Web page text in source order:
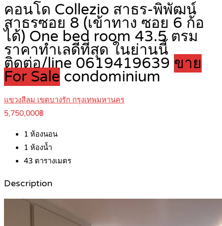
คอนโด Collezio สาธร-พิพัฒน์
สาธรซอย 8 (เข้าทาง ซอย 6 ก้อ
ได้) One bed room 43.5 ตรม
ราคาทำเลดีที่สุด ในย่านนี้
ติดต่อ/line 0619419639 ขาย
For Sale condominium
แขวงสีลม เขตบางรัก กรุงเทพมหานคร
5,750,000฿
1 ห้องนอน
1 ห้องน้ำ
43 ตารางเมตร
Description